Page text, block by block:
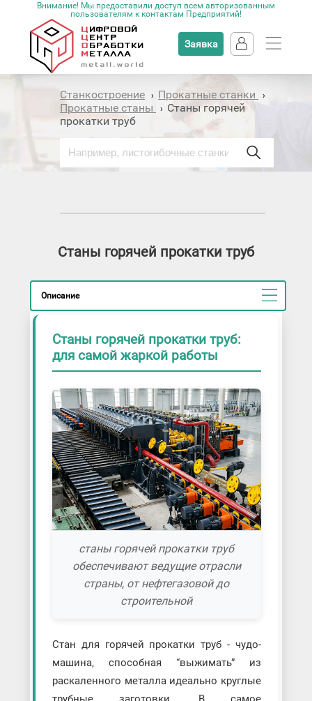
Внимание! Мы предоставили доступ всем авторизованным
пользователям к контактам Предприятий!
Заявка
Станкостроение › Прокатные станки ›
Прокатные станы › Станы горячей
прокатки труб
Станы горячей прокатки труб
Описание
Станы горячей прокатки труб:
для самой жаркой работы
станы горячей прокатки труб
обеспечивают ведущие отрасли
страны, от нефтегазовой до
строительной
Стан для горячей прокатки труб - чудо-
машина, способная “выжимать” из
раскаленного металла идеально круглые